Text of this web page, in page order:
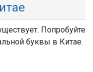
Попробуйте
буквы в Китае.